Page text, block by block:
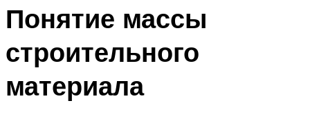
Понятие массы
строительного
материала